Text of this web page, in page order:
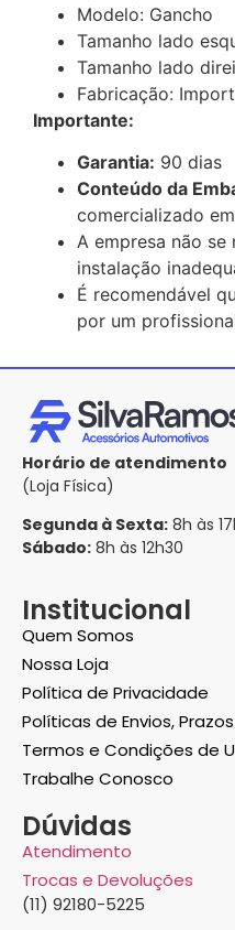
Modelo: Gancho
Tamanho lado
Tamanho lado
Fabricação:
Importante:
Garantia: 90 dias
Conteúdo da
comercializado
A empresa não
instalação
É recomendável
por um
Horário de atendimento
(Loja Física)
Segunda à Sexta: 8h às
Sábado: 8h às 12h30
Institucional
Quem Somos
Nossa Loja
Política de Privacidade
Políticas de Envios,
Termos e Condições de
Trabalhe Conosco
Dúvidas
Atendimento
Trocas e Devoluções
(11) 92180-5225